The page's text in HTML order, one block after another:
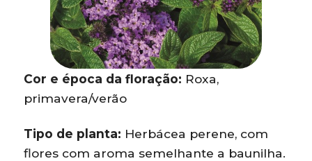
Cor e época da floração: Roxa,
primavera/verão
Tipo de planta: Herbácea perene, com
flores com aroma semelhante a baunilha.